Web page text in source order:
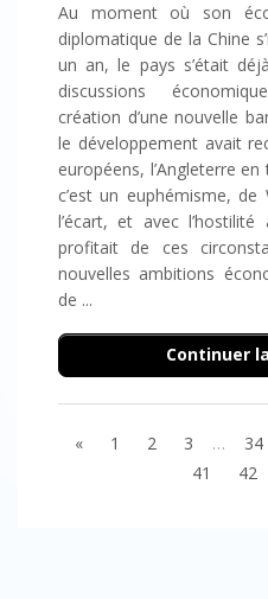
Au moment où son
diplomatique de la Chine
un an, le pays s’était
discussions
création d’une nouvelle
le développement avait
européens, l’Angleterre
c’est un euphémisme,
l’écart, et avec
profitait de ces
nouvelles ambitions
de ...
Continuer
« 1 2 3 … 34
41
42